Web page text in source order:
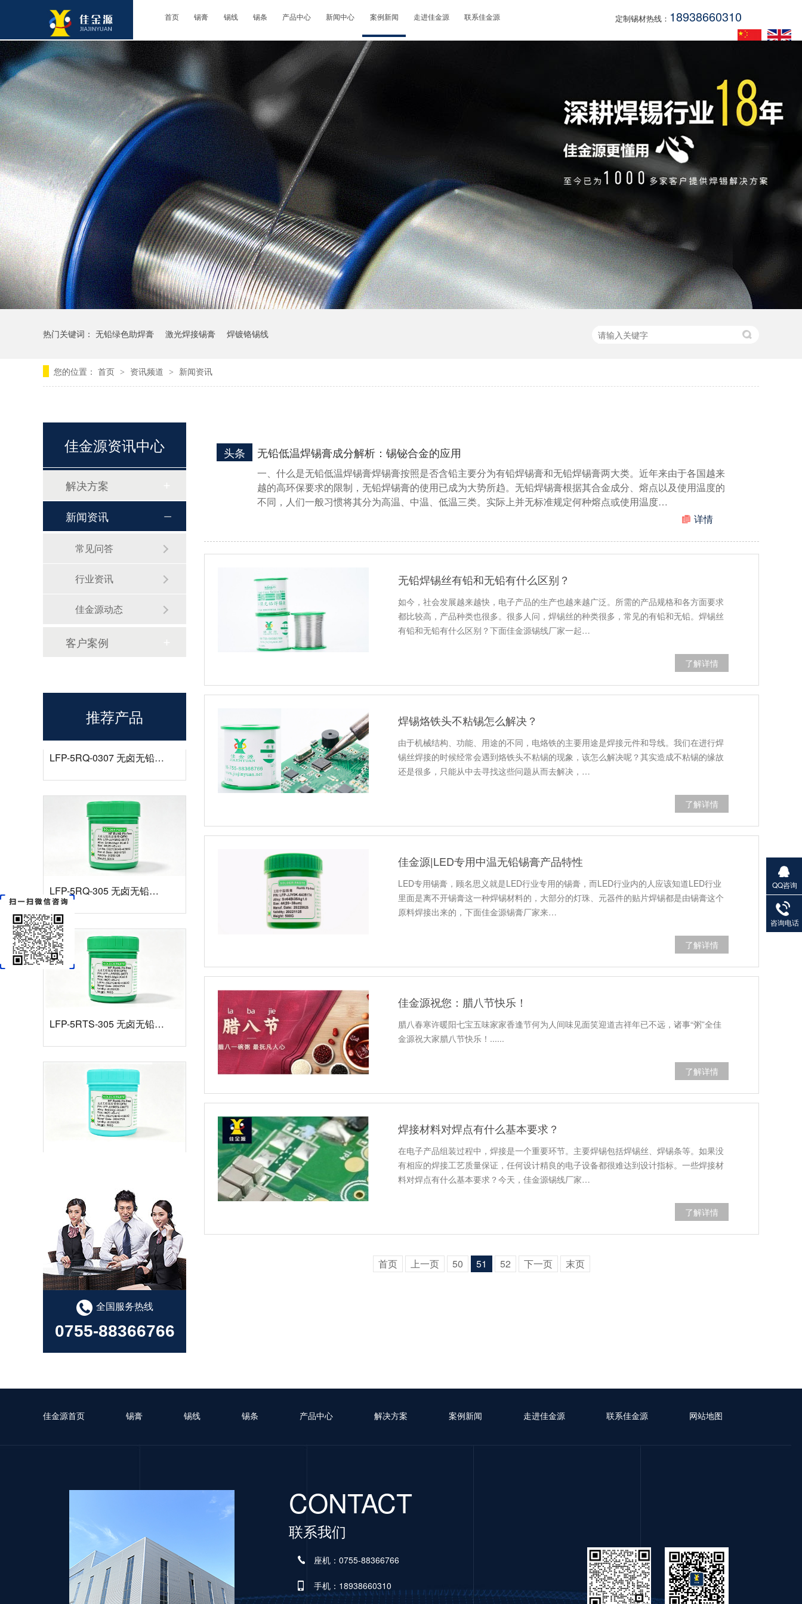
首页 锡膏 锡线 锡条 产品中心 新闻中心 案例新闻 走进佳金源 联系佳金源 定制锡材热线： 18938660310
热门关键词： 无铅绿色助焊膏 激光焊接锡膏 焊镀铬锡线
您的位置： 首页 > 资讯频道 > 新闻资讯
无铅低温焊锡膏成分解析：锡铋合金的应用
头条
一、什么是无铅低温焊锡膏焊锡膏按照是否含铅主要分为有铅焊锡膏和无铅焊锡膏两大类。近年来由于各国越来
越的高环保要求的限制，无铅焊锡膏的使用已成为大势所趋。无铅焊锡膏根据其合金成分、熔点以及使用温度的
不同，人们一般习惯将其分为高温、中温、低温三类。实际上并无标准规定何种熔点或使用温度…
详情
无铅焊锡丝有铅和无铅有什么区别？
如今，社会发展越来越快，电子产品的生产也越来越广泛。所需的产品规格和各方面要求
都比较高，产品种类也很多。很多人问，焊锡丝的种类很多，常见的有铅和无铅。焊锡丝
有铅和无铅有什么区别？下面佳金源锡线厂家一起…
了解详情
焊锡烙铁头不粘锡怎么解决？
由于机械结构、功能、用途的不同，电烙铁的主要用途是焊接元件和导线。我们在进行焊
锡丝焊接的时候经常会遇到烙铁头不粘锡的现象，该怎么解决呢？其实造成不粘锡的缘故
还是很多，只能从中去寻找这些问题从而去解决，…
了解详情
佳金源|LED专用中温无铅锡膏产品特性
LED专用锡膏，顾名思义就是LED行业专用的锡膏，而LED行业内的人应该知道LED行业
里面是离不开锡膏这一种焊锡材料的，大部分的灯珠、元器件的贴片焊锡都是由锡膏这个
原料焊接出来的，下面佳金源锡膏厂家来…
了解详情
佳金源祝您：腊八节快乐！
腊八春寒许暖阳七宝五味家家香逢节何为人间味见面笑迎道吉祥年已不远，诸事“粥”全佳
金源祝大家腊八节快乐！......
了解详情
焊接材料对焊点有什么基本要求？
在电子产品组装过程中，焊接是一个重要环节。主要焊锡包括焊锡丝、焊锡条等。如果没
有相应的焊接工艺质量保证，任何设计精良的电子设备都很难达到设计指标。一些焊接材
料对焊点有什么基本要求？今天，佳金源锡线厂家…
了解详情
首页 上一页 50 51 52 下一页 末页
佳金源资讯中心
解决方案
新闻资讯
常见问答
行业资讯
佳金源动态
客户案例
推荐产品
无铅锡膏选型指南
LFP-5RQ-0307 无卤无铅高温锡膏
有铅锡膏选型指南
LFP-5RNTT-0307 无卤无铅高温锡膏
全国服务热线
0755-88366766
佳金源首页 锡膏 锡线 锡条 产品中心 解决方案 案例新闻 走进佳金源 联系佳金源 网站地图
CONTACT
联系我们
座机：0755-88366766
手机：18938660310
QQ咨询
27901383
82
咨询电话